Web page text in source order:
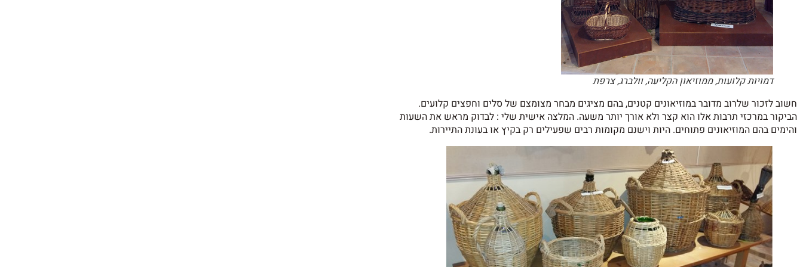
דמויות קלועות, ממוזיאון הקליעה, וולברג, צרפת
חשוב לזכור שלרוב מדובר במוזיאונים קטנים, בהם מציגים מבחר מצומצם של סלים וחפצים קלועים.
הביקור במרכזי תרבות אלו הוא קצר ולא אורך יותר משעה. המלצה אישית שלי : לבדוק מראש את השעות
והימים בהם המוזיאונים פתוחים. היות וישנם מקומות רבים שפעילים רק בקיץ או בעונת התיירות.